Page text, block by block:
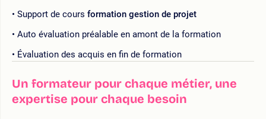
Support de cours formation gestion de projet
Auto évaluation préalable en amont de la formation
Évaluation des acquis en fin de formation
Un formateur pour chaque métier, une
expertise pour chaque besoin